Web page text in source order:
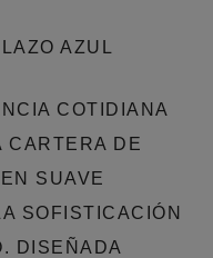
AZUL
COTIDIANA
CARTERA DE
SUAVE
SOFISTICACIÓN
DISEÑADA